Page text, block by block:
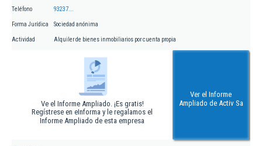
Teléfono 93237...
Forma Jurídica Sociedad anónima
Actividad Alquiler de bienes inmobiliarios por cuenta propia
Ve el Informe Ampliado. ¡Es gratis!
Regístrese en eInforma y le regalamos el
Informe Ampliado de esta empresa
Ver el Informe
Ampliado de Activ Sa